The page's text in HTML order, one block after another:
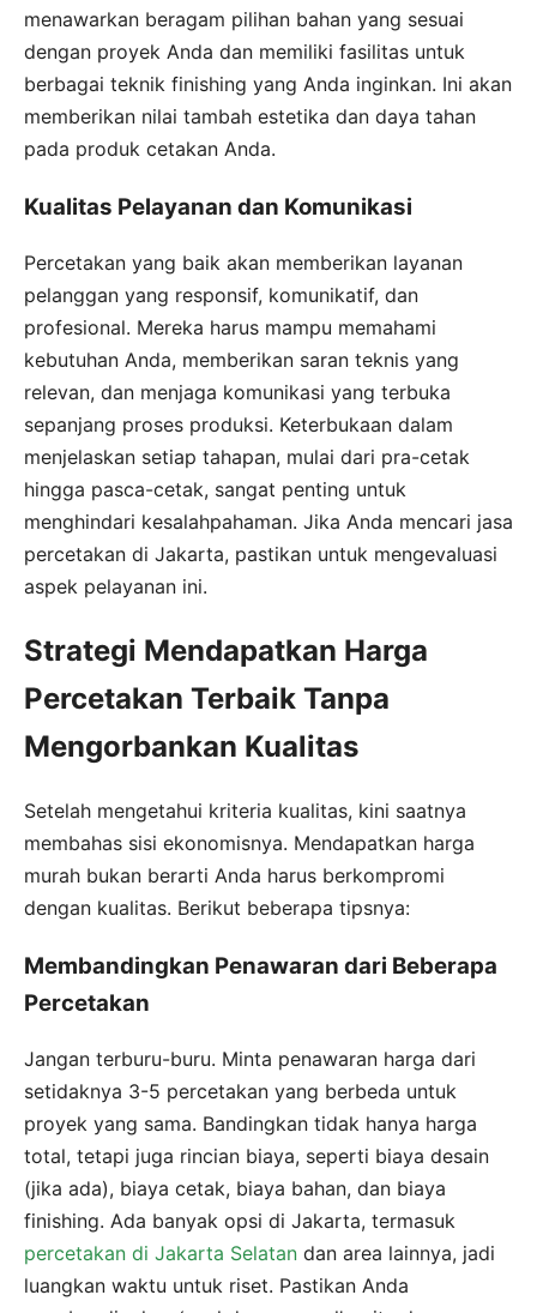
menawarkan beragam pilihan bahan yang sesuai
dengan proyek Anda dan memiliki fasilitas untuk
berbagai teknik finishing yang Anda inginkan. Ini akan
memberikan nilai tambah estetika dan daya tahan
pada produk cetakan Anda.
Kualitas Pelayanan dan Komunikasi
Percetakan yang baik akan memberikan layanan
pelanggan yang responsif, komunikatif, dan
profesional. Mereka harus mampu memahami
kebutuhan Anda, memberikan saran teknis yang
relevan, dan menjaga komunikasi yang terbuka
sepanjang proses produksi. Keterbukaan dalam
menjelaskan setiap tahapan, mulai dari pra-cetak
hingga pasca-cetak, sangat penting untuk
menghindari kesalahpahaman. Jika Anda mencari jasa
percetakan di Jakarta, pastikan untuk mengevaluasi
aspek pelayanan ini.
Strategi Mendapatkan Harga
Percetakan Terbaik Tanpa
Mengorbankan Kualitas
Setelah mengetahui kriteria kualitas, kini saatnya
membahas sisi ekonomisnya. Mendapatkan harga
murah bukan berarti Anda harus berkompromi
dengan kualitas. Berikut beberapa tipsnya:
Membandingkan Penawaran dari Beberapa
Percetakan
Jangan terburu-buru. Minta penawaran harga dari
setidaknya 3-5 percetakan yang berbeda untuk
proyek yang sama. Bandingkan tidak hanya harga
total, tetapi juga rincian biaya, seperti biaya desain
(jika ada), biaya cetak, biaya bahan, dan biaya
finishing. Ada banyak opsi di Jakarta, termasuk
percetakan di Jakarta Selatan dan area lainnya, jadi
luangkan waktu untuk riset. Pastikan Anda